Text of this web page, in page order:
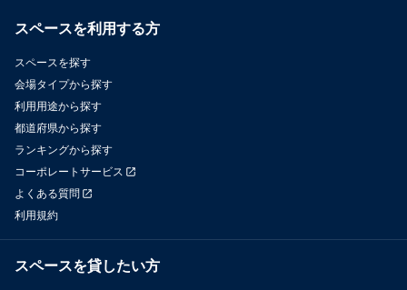
スペースを利用する方
スペースを探す
会場タイプから探す
利用用途から探す
都道府県から探す
ランキングから探す
コーポレートサービス
よくある質問
利用規約
スペースを貸したい方